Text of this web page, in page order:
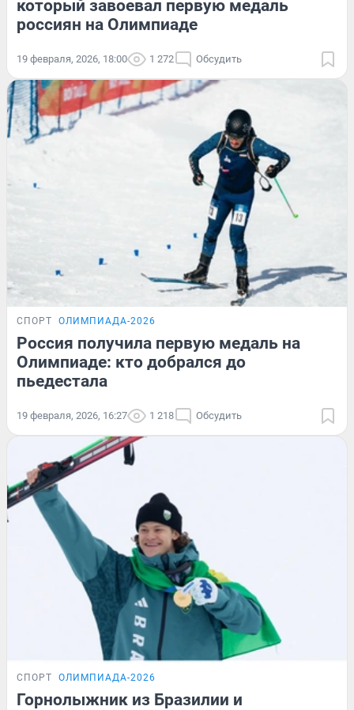
который завоевал первую медаль
россиян на Олимпиаде
19 февраля, 2026, 18:00 1 272 Обсудить
СПОРТ ОЛИМПИАДА-2026
Россия получила первую медаль на
Олимпиаде: кто добрался до
пьедестала
19 февраля, 2026, 16:27 1 218 Обсудить
СПОРТ ОЛИМПИАДА-2026
Горнолыжник из Бразилии и